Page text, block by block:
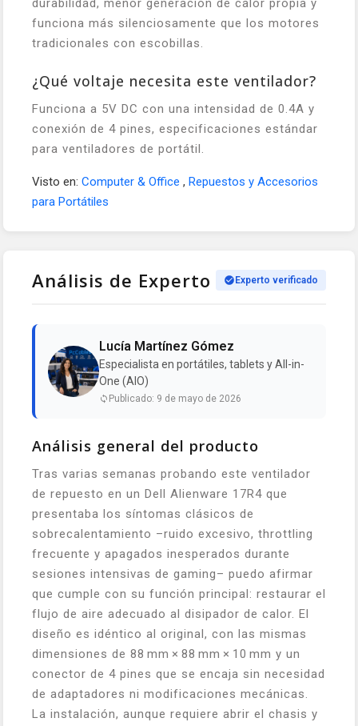
durabilidad, menor generación de calor propia y
funciona más silenciosamente que los motores
tradicionales con escobillas.
¿Qué voltaje necesita este ventilador?
Funciona a 5V DC con una intensidad de 0.4A y
conexión de 4 pines, especificaciones estándar
para ventiladores de portátil.
Visto en: Computer & Office , Repuestos y Accesorios
para Portátiles
Análisis de Experto Experto verificado
Lucía Martínez Gómez
Especialista en portátiles, tablets y All-in-
One (AIO)
Publicado: 9 de mayo de 2026
Análisis general del producto
Tras varias semanas probando este ventilador
de repuesto en un Dell Alienware 17R4 que
presentaba los síntomas clásicos de
sobrecalentamiento –ruido excesivo, throttling
frecuente y apagados inesperados durante
sesiones intensivas de gaming– puedo afirmar
que cumple con su función principal: restaurar el
flujo de aire adecuado al disipador de calor. El
diseño es idéntico al original, con las mismas
dimensiones de 88 mm × 88 mm × 10 mm y un
conector de 4 pines que se encaja sin necesidad
de adaptadores ni modificaciones mecánicas.
La instalación, aunque requiere abrir el chasis y